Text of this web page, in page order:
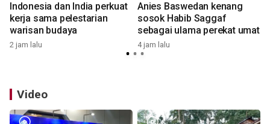
Indonesia dan India perkuat
kerja sama pelestarian
warisan budaya
2 jam lalu
Anies Baswedan kenang
sosok Habib Saggaf
sebagai ulama perekat umat
4 jam lalu
Video